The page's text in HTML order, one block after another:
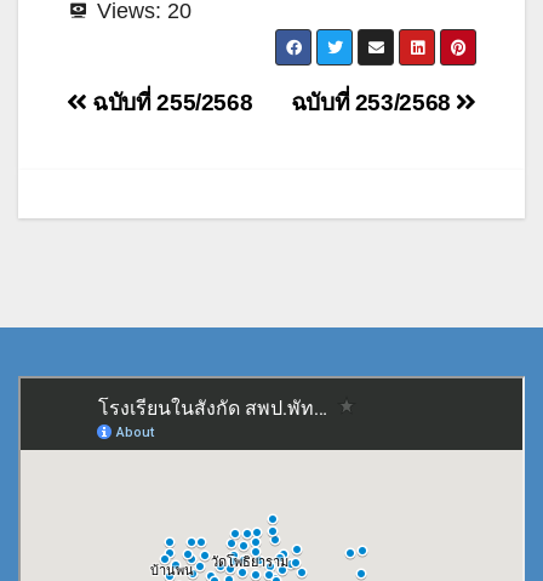
Views: 20
แนะแนว
ฉบับที่ 253/2568
ฉบับที่ 255/2568